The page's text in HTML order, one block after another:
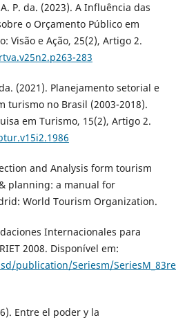
P. da. (2023). A Influência das
o Orçamento Público em
Visão e Ação, 25(2), Artigo 2.
283
(2021). Planejamento setorial e
turismo no Brasil (2003-2018).
em Turismo, 15(2), Artigo 2.
and Analysis form tourism
planning: a manual for
World Tourism Organization.
Internacionales para
2008. Disponível em:
publication/Seriesm/
Entre el poder y la